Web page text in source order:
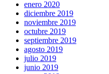
enero 2020
diciembre 2019
noviembre 2019
octubre 2019
septiembre 2019
agosto 2019
julio 2019
junio 2019